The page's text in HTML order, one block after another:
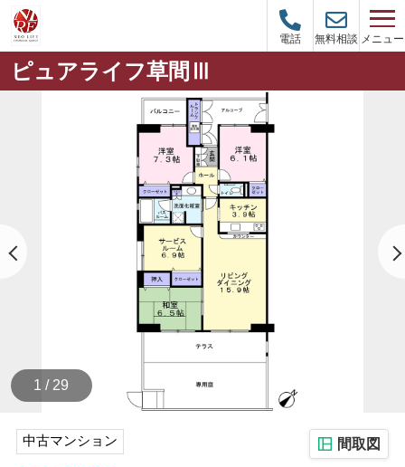
電話 無料相談 メニュー
ピュアライフ草間Ⅲ
1 / 29
中古マンション 間取図